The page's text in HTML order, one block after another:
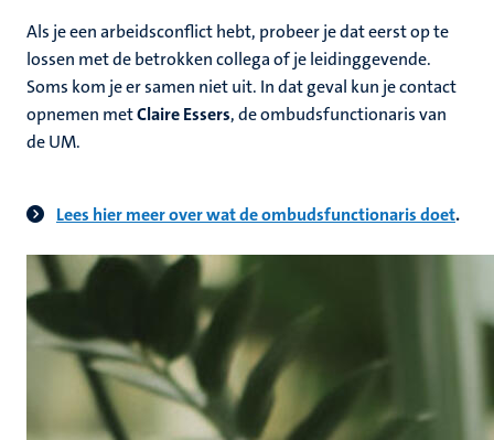
Als je een arbeidsconflict hebt, probeer je dat eerst op te
lossen met de betrokken collega of je leidinggevende.
Soms kom je er samen niet uit. In dat geval kun je contact
opnemen metClaire Essers, de ombudsfunctionaris van
de UM.
Lees hier meer over wat de ombudsfunctionaris doet.